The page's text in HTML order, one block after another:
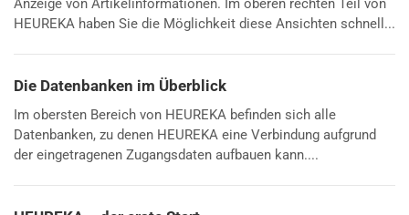
Anzeige von Artikelinformationen. Im oberen rechten Teil von
HEUREKA haben Sie die Möglichkeit diese Ansichten schnell...
Die Datenbanken im Überblick
Im obersten Bereich von HEUREKA befinden sich alle
Datenbanken, zu denen HEUREKA eine Verbindung aufgrund
der eingetragenen Zugangsdaten aufbauen kann....